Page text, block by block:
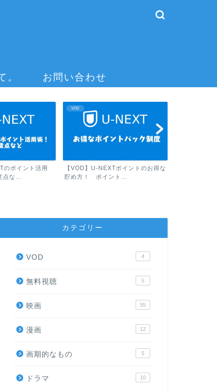
。 お問い合わせ
のポイント活用
点な...
VOD
【VOD】U-NEXTポイントのお得な
貯め方！ ポイント...
カテゴリー
VOD 4
無料視聴 5
映画 55
漫画 12
画期的なもの 5
ドラマ 10